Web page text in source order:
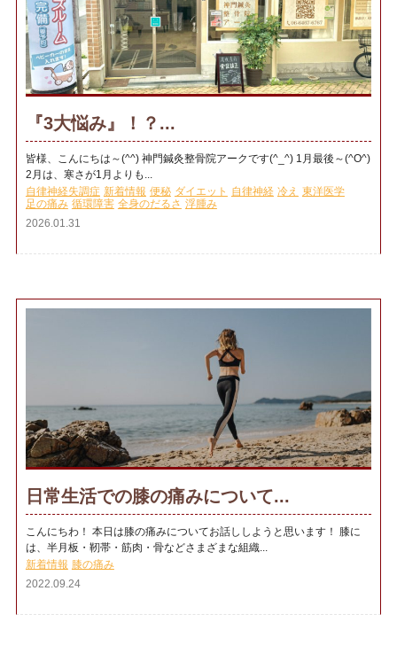
『3大悩み』！？...
皆様、こんにちは～(^^) 神門鍼灸整骨院アークです(^_^) 1月最後～(^O^)
2月は、寒さが1月よりも...
自律神経失調症 新着情報 便秘 ダイエット 自律神経 冷え 東洋医学
足の痛み 循環障害 全身のだるさ 浮腫み
2026.01.31
日常生活での膝の痛みについて...
こんにちわ！ 本日は膝の痛みについてお話ししようと思います！ 膝に
は、半月板・靭帯・筋肉・骨などさまざまな組織...
新着情報 膝の痛み
2022.09.24